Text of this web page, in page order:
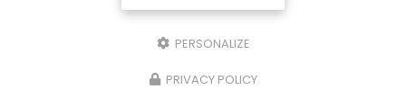
PERSONALIZE
PRIVACY POLICY